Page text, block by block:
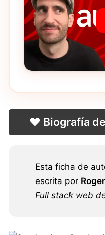
❤️ Biografía
Esta ficha de
escrita por
Full stack web